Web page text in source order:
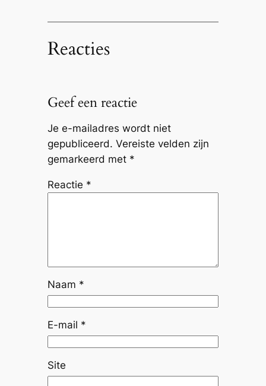
Reacties
Geef een reactie
Je e-mailadres wordt niet
gepubliceerd. Vereiste velden zijn
gemarkeerd met *
Reactie *
Naam *
E-mail *
Site